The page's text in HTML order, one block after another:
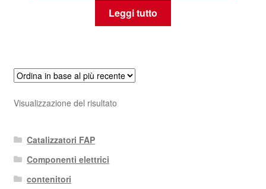
Leggi tutto
Visualizzazione del risultato
Catalizzatori FAP
Componenti elettrici
contenitori